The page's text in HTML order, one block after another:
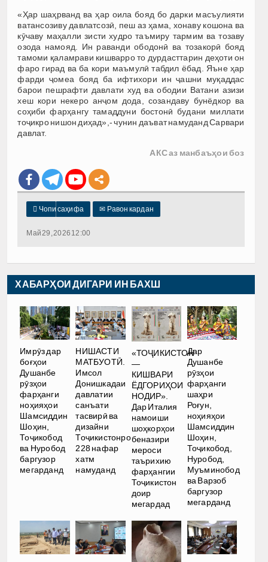
«Ҳар шаҳрванд ва ҳар оила бояд бо дарки масъулияти
ватансозиву давлатсозӣ, пеш аз ҳама, хонаву кошона ва
кӯчаву маҳалли зисти худро таъмиру тармим ва тозаву
озода намояд. Ин раванди ободонӣ ва тозакорӣ бояд
тамоми қаламрави кишварро то дурдасттарин деҳоти он
фаро гирад ва ба кори маъмулӣ табдил ёбад. Яъне ҳар
фарди ҷомеа бояд ба ифтихори ин ҷашни муқаддас
барои пешрафти давлати худ ва ободии Ватани азизи
хеш кори некеро анҷом дода, созандаву бунёдкор ва
соҳиби фарҳангу тамаддуни бостонӣ будани миллати
тоҷикро нишон диҳад»,- чунин даъват намуданд Сарвари
давлат.
АКС аз манбаъҳои боз
 Чопи саҳифа ✉ Равон кардан
Май 29, 2026 12:00
ХАБАРҲОИ ДИГАРИ ИН БАХШ
Имрӯз дар
боғҳои
Душанбе
рӯзҳои
фарҳанги
ноҳияҳои
Шамсиддин
Шоҳин,
Тоҷикобод
ва Нуробод
баргузор
мегарданд
НИШАСТИ
МАТБУОТӢ.
Имсол
Донишкадаи
давлатии
санъати
тасвирӣ ва
дизайни
Тоҷикистонро
228 нафар
хатм
намуданд
«ТОҶИКИСТОН
—
КИШВАРИ
ЁДГОРИҲОИ
НОДИР».
Дар Италия
намоиши
шоҳкорҳои
беназири
мероси
таърихию
фарҳангии
Тоҷикистон
доир
мегардад
Дар
Душанбе
рӯзҳои
фарҳанги
шаҳри
Роғун,
ноҳияҳои
Шамсиддин
Шоҳин,
Тоҷикобод,
Нуробод,
Муъминобод
ва Варзоб
баргузор
мегарданд